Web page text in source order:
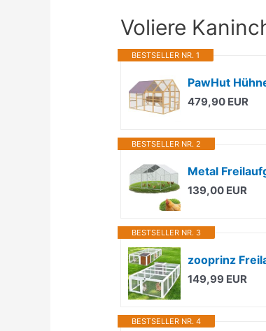
Voliere
BESTSELLER NR. 1
PawHut
479,90 EUR
BESTSELLER NR. 2
139,00 EUR
BESTSELLER NR. 3
zooprinz
149,99 EUR
BESTSELLER NR. 4